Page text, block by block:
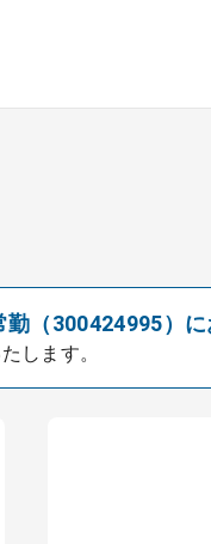
（300424995）に
します。